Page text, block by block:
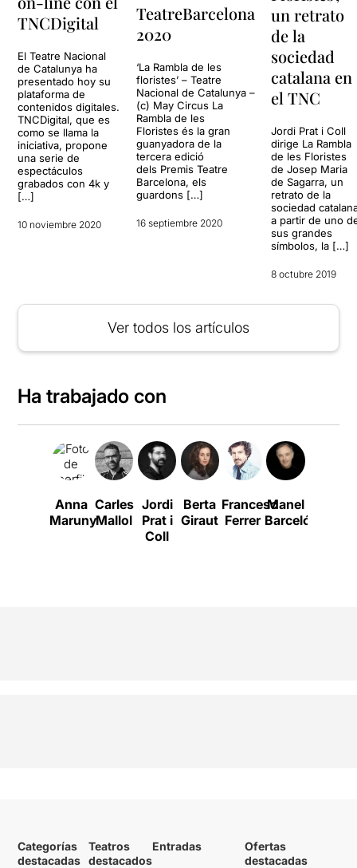
TNCDigital
El Teatre Nacional
de Catalunya ha
presentado hoy su
plataforma de
contenidos digitales.
TNCDigital, que es
como se llama la
iniciativa, propone
una serie de
espectáculos
grabados con 4k y
[…]
10 noviembre 2020
TeatreBarcelona
2020
‘La Rambla de les
floristes’ – Teatre
Nacional de Catalunya –
(c) May Circus La
Rambla de les
Floristes és la gran
guanyadora de la
tercera edició
dels Premis Teatre
Barcelona, els
guardons […]
16 septiembre 2020
un retrato
de la
sociedad
catalana en
el TNC
Jordi Prat i Coll
dirige La Rambla
de les Floristes
de Josep Maria
de Sagarra, un
retrato de la
sociedad
a partir de uno
sus grandes
símbolos, la […]
8 octubre 2019
Ver todos los artículos
Ha trabajado con
Anna
Maruny
Carles
Mallol
Jordi
Prat i
Coll
Berta
Giraut
Francesc
Ferrer
Manel
Barceló
Categorías
destacadas
Teatros
destacados
Entradas
Ofertas
destacadas